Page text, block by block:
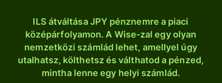
ILS átváltása JPY pénznemre a piaci
középárfolyamon. A Wise-zal egy olyan
nemzetközi számlád lehet, amellyel úgy
utalhatsz, költhetsz és válthatod a pénzed,
mintha lenne egy helyi számlád.